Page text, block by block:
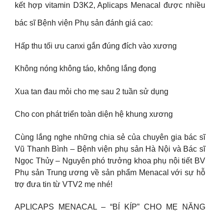
kết hợp vitamin D3K2, Aplicaps Menacal được nhiều
bác sĩ Bệnh viện Phụ sản đánh giá cao:
Hấp thu tối ưu canxi gắn đúng đích vào xương
Không nóng không táo, không lắng đọng
Xua tan đau mỏi cho mẹ sau 2 tuần sử dụng
Cho con phát triển toàn diện hệ khung xương
Cùng lắng nghe những chia sẻ của chuyên gia bác sĩ
Vũ Thanh Bình – Bệnh viện phụ sản Hà Nội và Bác sĩ
Ngọc Thủy – Nguyên phó trưởng khoa phụ nội tiết BV
Phụ sản Trung ương về sản phẩm Menacal với sự hỗ
trợ đưa tin từ VTV2 mẹ nhé!
APLICAPS MENACAL – “BÍ KÍP” CHO MẸ NĂNG